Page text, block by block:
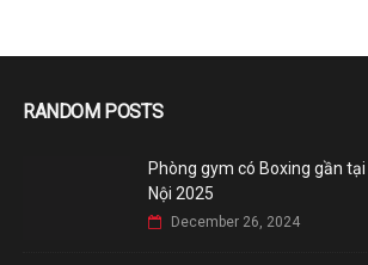
RANDOM POSTS
Phòng gym có Boxing gần tại
Nội 2025
December 26, 2024